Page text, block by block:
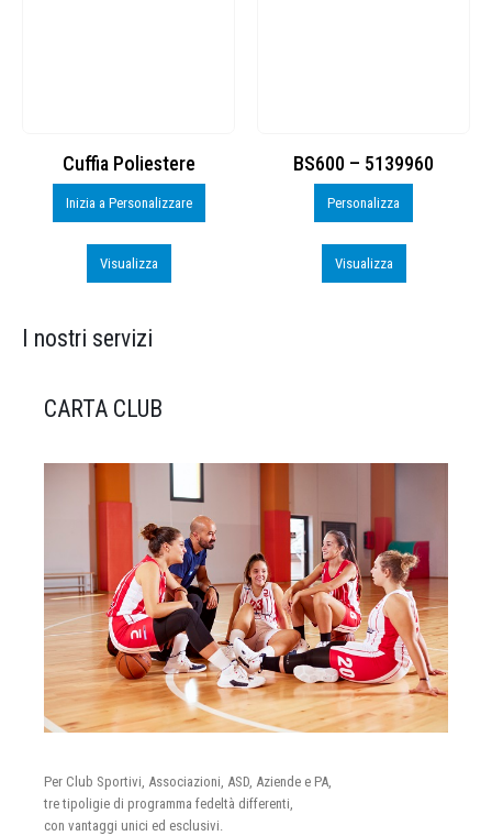
Cuffia Poliestere
Inizia a Personalizzare
Visualizza
BS600 – 5139960
Personalizza
Visualizza
I nostri servizi
CARTA CLUB
Per Club Sportivi, Associazioni, ASD, Aziende e PA,
tre tipoligie di programma fedeltà differenti,
con vantaggi unici ed esclusivi.